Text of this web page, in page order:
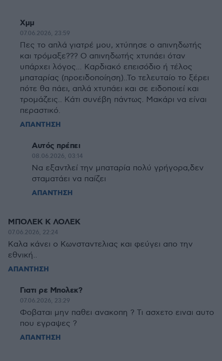
Χμμ
07.06.2026, 23:59
Πες το απλά γιατρέ μου, χτύπησε ο απινηδωτής
και τρόμαξε??? Ο απινηδωτής χτυπάει όταν
υπάρχει λόγος... Καρδιακό επεισόδιο ή τέλος
μπαταρίας (προειδοποίηση)..Το τελευταίο το ξέρει
πότε θα πάει, απλά χτυπάει και σε ειδοποιεί και
τρομάζεις.. Κάτι συνέβη πάντως. Μακάρι να είναι
περαστικό.
ΑΠΑΝΤΗΣΗ
Αυτός πρέπει
08.06.2026, 03:14
Να εξαντλεί την μπαταρία πολύ γρήγορα,δεν
σταματάει να παίζει
ΑΠΑΝΤΗΣΗ
ΜΠΟΛΕΚ Κ ΛΟΛΕΚ
07.06.2026, 22:24
Καλα κάνει ο Κωνσταντελιας και φεύγει απο την
εθνική..
ΑΠΑΝΤΗΣΗ
Γιατι ρε Μπολεκ?
07.06.2026, 23:29
Φοβαται μην παθει ανακοπη ? Τι ασχετο ειναι αυτο
που εγραψες ?
ΑΠΑΝΤΗΣΗ